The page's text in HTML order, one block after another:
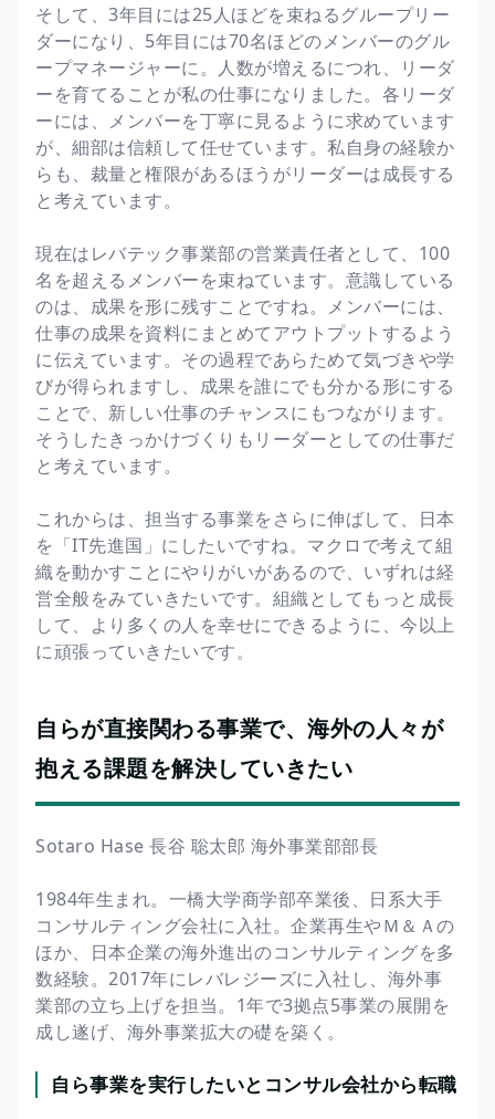
そして、3年目には25人ほどを束ねるグループリー
ダーになり、5年目には70名ほどのメンバーのグル
ープマネージャーに。人数が増えるにつれ、リーダ
ーを育てることが私の仕事になりました。各リーダ
ーには、メンバーを丁寧に見るように求めています
が、細部は信頼して任せています。私自身の経験か
らも、裁量と権限があるほうがリーダーは成長する
と考えています。
現在はレバテック事業部の営業責任者として、100
名を超えるメンバーを束ねています。意識している
のは、成果を形に残すことですね。メンバーには、
仕事の成果を資料にまとめてアウトプットするよう
に伝えています。その過程であらためて気づきや学
びが得られますし、成果を誰にでも分かる形にする
ことで、新しい仕事のチャンスにもつながります。
そうしたきっかけづくりもリーダーとしての仕事だ
と考えています。
これからは、担当する事業をさらに伸ばして、日本
を「IT先進国」にしたいですね。マクロで考えて組
織を動かすことにやりがいがあるので、いずれは経
営全般をみていきたいです。組織としてもっと成長
して、より多くの人を幸せにできるように、今以上
に頑張っていきたいです。
自らが直接関わる事業で、海外の人々が
抱える課題を解決していきたい
Sotaro Hase 長谷 聡太郎 海外事業部部長
1984年生まれ。一橋大学商学部卒業後、日系大手
コンサルティング会社に入社。企業再生やＭ＆Ａの
ほか、日本企業の海外進出のコンサルティングを多
数経験。2017年にレバレジーズに入社し、海外事
業部の立ち上げを担当。1年で3拠点5事業の展開を
成し遂げ、海外事業拡大の礎を築く。
自ら事業を実行したいとコンサル会社から転職